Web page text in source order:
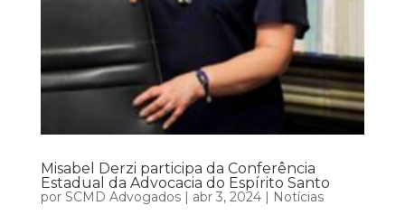
Misabel Derzi participa da Conferência
Estadual da Advocacia do Espírito Santo
por SCMD Advogados| abr 3, 2024| Notícias